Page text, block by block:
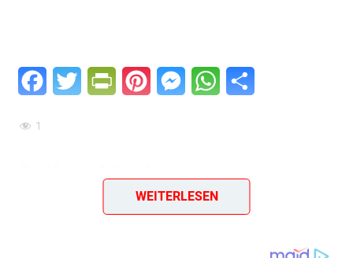
FacebookTwitter PrintFriendly
PinterestMessengerWhatsApp
1
Grüne Heringe,
gedünstet
WEITERLESEN